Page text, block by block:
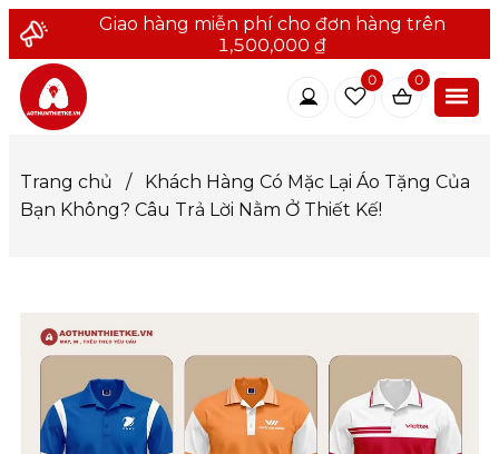
Giao hàng miễn phí cho đơn hàng trên
1,500,000 ₫
0 0
Trang chủ /
Khách Hàng Có Mặc Lại Áo Tặng Của
Bạn Không? Câu Trả Lời Nằm Ở Thiết Kế!